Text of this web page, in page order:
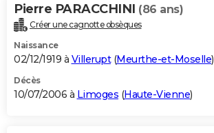
Pierre PARACCHINI (86 ans)
Créer une cagnotte obsèques
Naissance
02/12/1919 à Villerupt(Meurthe-et-Moselle)
Décès
10/07/2006 à Limoges (Haute-Vienne)